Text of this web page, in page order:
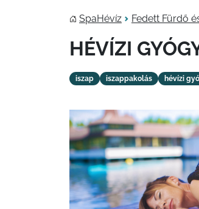
SpaHévíz Fedett Fürdő
HÉVÍZI
iszap iszappakolás hévízi